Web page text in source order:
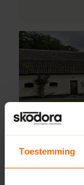
Toestemming